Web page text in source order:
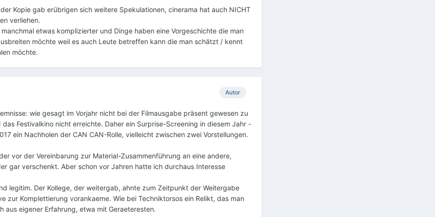
Kopie gab erübrigen sich weitere Spekulationen, cinerama hat auch NICHT
verliehen.
etwas komplizierter und Dinge haben eine Vorgeschichte die man
möchte weil es auch Leute betreffen kann die man schätzt / kennt
möchte.
Autor
wie gesagt im Vorjahr nicht bei der Filmausgabe präsent gewesen zu
Festivalkino nicht erreichte. Daher ein Surprise-Screening in diesem Jahr -
ein Nachholen der CAN CAN-Rolle, vielleicht zwischen zwei Vorstellungen.
vor der Vereinbarung zur Material-Zusammenführung an eine andere,
gar verschenkt. Aber schon vor Jahren hatte ich durchaus Interesse
legitim. Der Kollege, der weitergab, ahnte zum Zeitpunkt der Weitergabe
zur Komplettierung vorankaeme. Wie bei Techniktorsos ein Relikt, das man
aus eigener Erfahrung, etwa mit Geraeteresten.